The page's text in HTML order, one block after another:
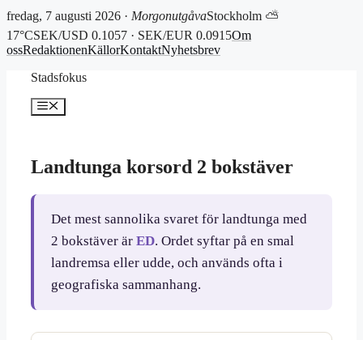
fredag, 7 augusti 2026 · MorgonutgåvaStockholm ⛅
17°CSEK/USD 0.1057 · SEK/EUR 0.0915Om
ossRedaktionenKällorKontaktNyhetsbrev
Stadsfokus
Meny
Landtunga korsord 2 bokstäver
Det mest sannolika svaret för landtunga med
2 bokstäver är ED. Ordet syftar på en smal
landremsa eller udde, och används ofta i
geografiska sammanhang.